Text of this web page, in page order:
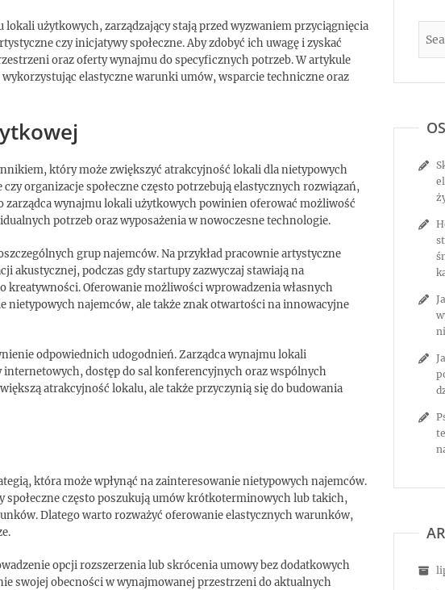
użytkowych, zarządzający stają przed wyzwaniem przyciągnięcia
czy inicjatywy społeczne. Aby zdobyć ich uwagę i zyskać
oraz oferty wynajmu do specyficznych potrzeb. W artykule
elastyczne warunki umów, wsparcie techniczne oraz
który może zwiększyć atrakcyjność lokali dla nietypowych
organizacje społeczne często potrzebują elastycznych rozwiązań,
wynajmu lokali użytkowych powinien oferować możliwość
potrzeb oraz wyposażenia w nowoczesne technologie.
grup najemców. Na przykład pracownie artystyczne
akustycznej, podczas gdy startupy zazwyczaj stawiają na
kreatywności. Oferowanie możliwości wprowadzenia własnych
najemców, ale także znak otwartości na innowacyjne
odpowiednich udogodnień. Zarządca wynajmu lokali
dostęp do sal konferencyjnych oraz wspólnych
atrakcyjność lokalu, ale także przyczynią się do budowania
która może wpłynąć na zainteresowanie nietypowych najemców.
często poszukują umów krótkoterminowych lub takich,
Dlatego warto rozważyć oferowanie elastycznych warunków,
opcji rozszerzenia lub skrócenia umowy bez dodatkowych
swojej obecności w wynajmowanej przestrzeni do aktualnych